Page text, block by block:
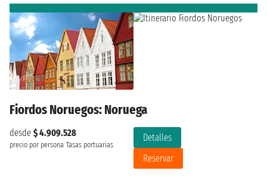
Fiordos Noruegos: Noruega
desde $ 4.909.528
precio por persona Tasas portuarias
Detalles
Reservar